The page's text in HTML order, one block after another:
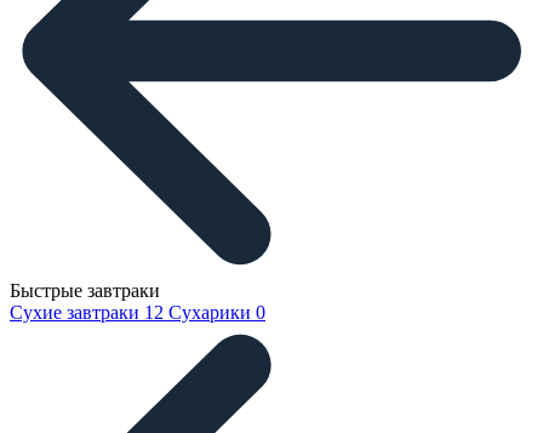
Быстрые завтраки
Сухие завтраки 12 Сухарики 0